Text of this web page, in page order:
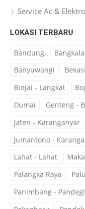
Service Ac &
LOKASI TERBARU
Bandung
Banyuwangi
Bekasi
Binjai - Langkat
Dumai
Genteng -
Jaten - Karanganyar
Jumantono -
Lahat - Lahat
Palangka Raya
Palu
Panimbang -